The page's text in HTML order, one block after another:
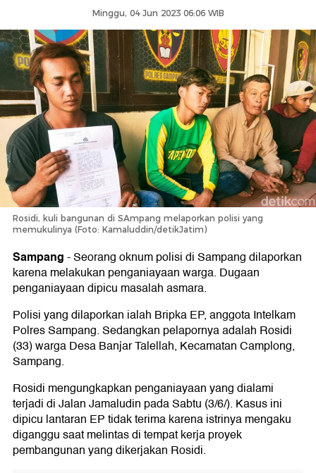
Minggu, 04 Jun 2023 06:06 WIB
Rosidi, kuli bangunan di SAmpang melaporkan polisi yang
memukulinya (Foto: Kamaluddin/detikJatim)
Sampang-Seorang oknum polisi di Sampang dilaporkan
karena melakukan penganiayaan warga. Dugaan
penganiayaan dipicu masalah asmara.
Polisi yang dilaporkan ialah Bripka EP, anggota Intelkam
Polres Sampang. Sedangkan pelapornya adalah Rosidi
(33) warga Desa Banjar Talellah, Kecamatan Camplong,
Sampang.
Rosidi mengungkapkan penganiayaan yang dialami
terjadi di Jalan Jamaludin pada Sabtu (3/6/). Kasus ini
dipicu lantaran EP tidak terima karena istrinya mengaku
diganggu saat melintas di tempat kerja proyek
pembangunan yang dikerjakan Rosidi.